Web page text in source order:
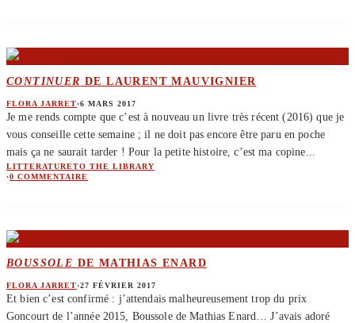
CONTINUER DE LAURENT MAUVIGNIER
FLORA JARRET·6 MARS 2017
Je me rends compte que c’est à nouveau un livre très récent (2016) que je
vous conseille cette semaine ; il ne doit pas encore être paru en poche
mais ça ne saurait tarder ! Pour la petite histoire, c’est ma copine
LITTERATURETO THE LIBRARY
·0 COMMENTAIRE
BOUSSOLE DE MATHIAS ENARD
FLORA JARRET·27 FÉVRIER 2017
Et bien c’est confirmé : j’attendais malheureusement trop du prix
Goncourt de l’année 2015, Boussole de Mathias Enard… J’avais adoré